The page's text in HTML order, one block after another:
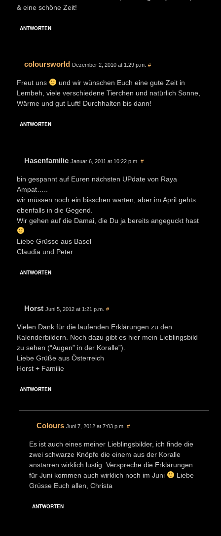
& eine schöne Zeit!
ANTWORTEN
coloursworld Dezember 2, 2010 at 1:29 p.m. #
Freut uns
und wir wünschen Euch eine gute Zeit in
Lembeh, viele verschiedene Tierchen und natürlich Sonne,
Wärme und gut Luft! Durchhalten bis dann!
ANTWORTEN
Hasenfamilie Januar 6, 2011 at 10:22 p.m. #
bin gespannt auf Euren nächsten UPdate von Raya
Ampat…..
wir müssen noch ein bisschen warten, aber im April gehts
ebenfalls in die Gegend.
Wir gehen auf die Damai, die Du ja bereits angeguckt hast
Liebe Grüsse aus Basel
Claudia und Peter
ANTWORTEN
Horst Juni 5, 2012 at 1:21 p.m. #
Vielen Dank für die laufenden Erklärungen zu den
Kalenderbildern. Noch dazu gibt es hier mein Lieblingsbild
zu sehen (“Augen” in der Koralle”).
Liebe Grüße aus Österreich
Horst + Familie
ANTWORTEN
Colours Juni 7, 2012 at 7:03 p.m. #
Es ist auch eines meiner Lieblingsbilder, ich finde die
zwei schwarze Knöpfe die einem aus der Koralle
anstarren wirklich lustig. Verspreche die Erklärungen
für Juni kommen auch wirklich noch im Juni
Liebe
Grüsse Euch allen, Christa
ANTWORTEN